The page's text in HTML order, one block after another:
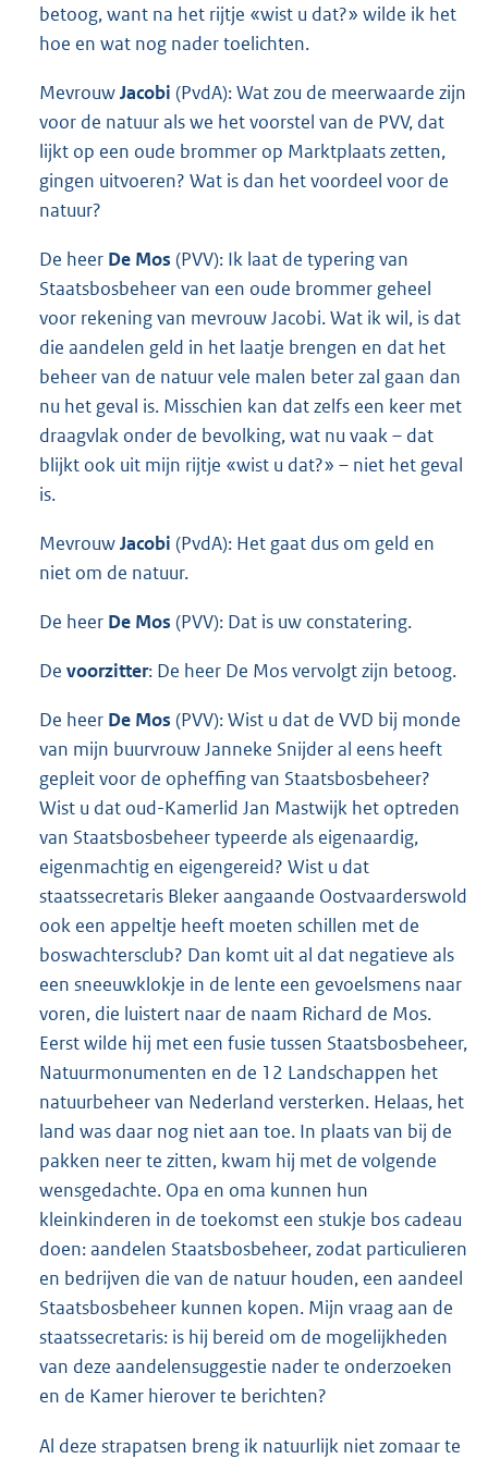
betoog, want na het rijtje «wist u dat?» wilde ik het
hoe en wat nog nader toelichten.
MevrouwJacobi (PvdA): Wat zou de meerwaarde zijn
voor de natuur als we het voorstel van de PVV, dat
lijkt op een oude brommer op Marktplaats zetten,
gingen uitvoeren? Wat is dan het voordeel voor de
natuur?
De heer De Mos (PVV): Ik laat de typering van
Staatsbosbeheer van een oude brommer geheel
voor rekening van mevrouw Jacobi. Wat ik wil, is dat
die aandelen geld in het laatje brengen en dat het
beheer van de natuur vele malen beter zal gaan dan
nu het geval is. Misschien kan dat zelfs een keer met
draagvlak onder de bevolking, wat nu vaak – dat
blijkt ook uit mijn rijtje «wist u dat?» – niet het geval
is.
MevrouwJacobi (PvdA): Het gaat dus om geld en
niet om de natuur.
De heer De Mos (PVV): Dat is uw constatering.
De voorzitter: De heer De Mos vervolgt zijn betoog.
De heer De Mos (PVV): Wist u dat de VVD bij monde
van mijn buurvrouw Janneke Snijder al eens heeft
gepleit voor de opheffing van Staatsbosbeheer?
Wist u dat oud-Kamerlid Jan Mastwijk het optreden
van Staatsbosbeheer typeerde als eigenaardig,
eigenmachtig en eigengereid? Wist u dat
staatssecretaris Bleker aangaande Oostvaarderswold
ook een appeltje heeft moeten schillen met de
boswachtersclub? Dan komt uit al dat negatieve als
een sneeuwklokje in de lente een gevoelsmens naar
voren, die luistert naar de naam Richard de Mos.
Eerst wilde hij met een fusie tussen Staatsbosbeheer,
Natuurmonumenten en de 12 Landschappen het
natuurbeheer van Nederland versterken. Helaas, het
land was daar nog niet aan toe. In plaats van bij de
pakken neer te zitten, kwam hij met de volgende
wensgedachte. Opa en oma kunnen hun
kleinkinderen in de toekomst een stukje bos cadeau
doen: aandelen Staatsbosbeheer, zodat particulieren
en bedrijven die van de natuur houden, een aandeel
Staatsbosbeheer kunnen kopen. Mijn vraag aan de
staatssecretaris: is hij bereid om de mogelijkheden
van deze aandelensuggestie nader te onderzoeken
en de Kamer hierover te berichten?
Al deze strapatsen breng ik natuurlijk niet zomaar te